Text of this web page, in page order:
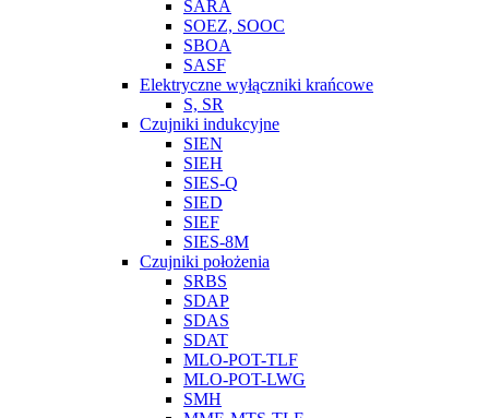
SARA
SOEZ, SOOC
SBOA
SASF
Elektryczne wyłączniki krańcowe
S, SR
Czujniki indukcyjne
SIEN
SIEH
SIES-Q
SIED
SIEF
SIES-8M
Czujniki położenia
SRBS
SDAP
SDAS
SDAT
MLO-POT-TLF
MLO-POT-LWG
SMH